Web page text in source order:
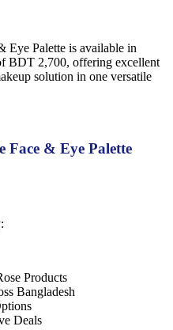
Eye Palette is available in
BDT 2,700, offering excellent
solution in one versatile
Face & Eye Palette
Products
Bangladesh
Deals